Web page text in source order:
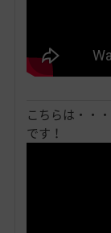
こちらは・・・
です！